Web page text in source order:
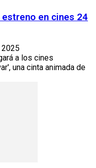
estreno en cines 24
a los cines
una cinta animada de